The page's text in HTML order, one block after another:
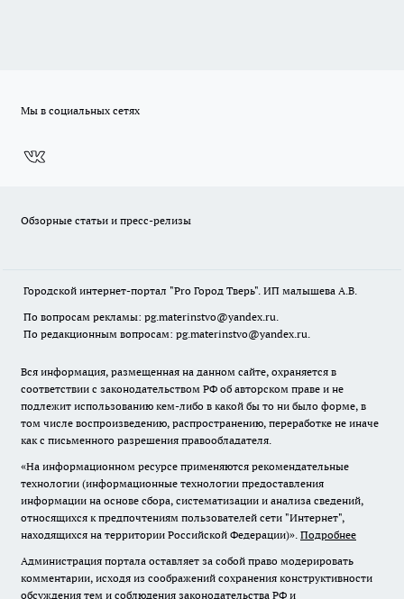
Мы в социальных сетях
Обзорные статьи и пресс-релизы
Городской интернет-портал "Pro Город Тверь". ИП малышева А.В.
По вопросам рекламы: pg.materinstvo@yandex.ru.
По редакционным вопросам: pg.materinstvo@yandex.ru.
Вся информация, размещенная на данном сайте, охраняется в
соответствии с законодательством РФ об авторском праве и не
подлежит использованию кем-либо в какой бы то ни было форме, в
том числе воспроизведению, распространению, переработке не иначе
как с письменного разрешения правообладателя.
«На информационном ресурсе применяются рекомендательные
технологии (информационные технологии предоставления
информации на основе сбора, систематизации и анализа сведений,
относящихся к предпочтениям пользователей сети "Интернет",
находящихся на территории Российской Федерации)». Подробнее
Администрация портала оставляет за собой право модерировать
комментарии, исходя из соображений сохранения конструктивности
обсуждения тем и соблюдения законодательства РФ и